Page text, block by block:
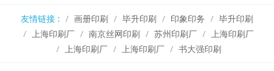
友情链接 : 画册印刷 毕升印刷 印象印务
毕升印刷
上海印刷厂
南京丝网印刷 苏州印刷厂
上海印刷厂
上海印刷厂
上海印刷厂 书大强印刷